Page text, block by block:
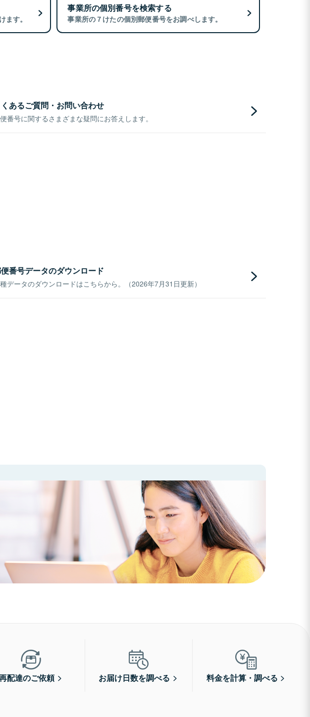
す。
事業所の個別番号を検索する
事業所の７けたの個別郵便番号をお調べします。
あるご質問・お問い合わせ
番号に関するさまざまな疑問にお答えします。
番号データのダウンロード
データのダウンロードはこちらから。（2026年7月31日更新）
配達のご依頼 お届け日数を調べる 料金を計算・調べる